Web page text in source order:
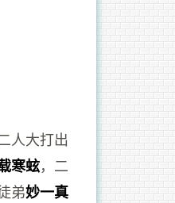
人大打出
寒蚿，二
弟妙一真